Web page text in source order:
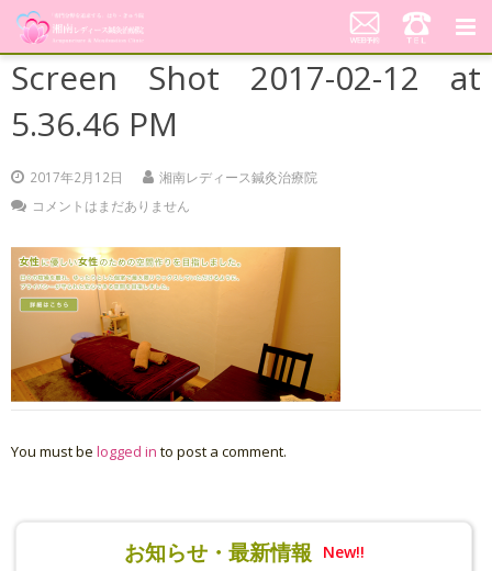
湘南レディース鍼灸治療院
代表あいさつ「不妊鍼灸への想い」
当院の鍼灸治療について
患者さんの声
アクセス
美顔はり
Screen Shot 2017-02-12 at
5.36.46 PM
2017年2月12日
湘南レディース鍼灸治療院
コメントはまだありません
You must be logged in to post a comment.
お知らせ・最新情報 New!!